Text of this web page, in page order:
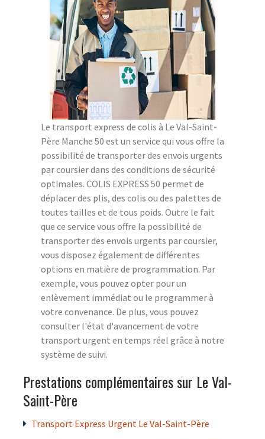
Le transport express de colis à Le Val-Saint-
Père Manche 50 est un service qui vous offre la
possibilité de transporter des envois urgents
par coursier dans des conditions de sécurité
optimales. COLIS EXPRESS 50 permet de
déplacer des plis, des colis ou des palettes de
toutes tailles et de tous poids. Outre le fait
que ce service vous offre la possibilité de
transporter des envois urgents par coursier,
vous disposez également de différentes
options en matière de programmation. Par
exemple, vous pouvez opter pour un
enlèvement immédiat ou le programmer à
votre convenance. De plus, vous pouvez
consulter l'état d'avancement de votre
transport urgent en temps réel grâce à notre
système de suivi.
Prestations complémentaires sur Le Val-
Saint-Père
Transport Express Urgent Le Val-Saint-Père